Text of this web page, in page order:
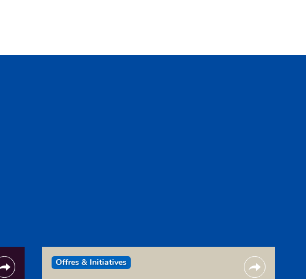
Offres & Initiatives